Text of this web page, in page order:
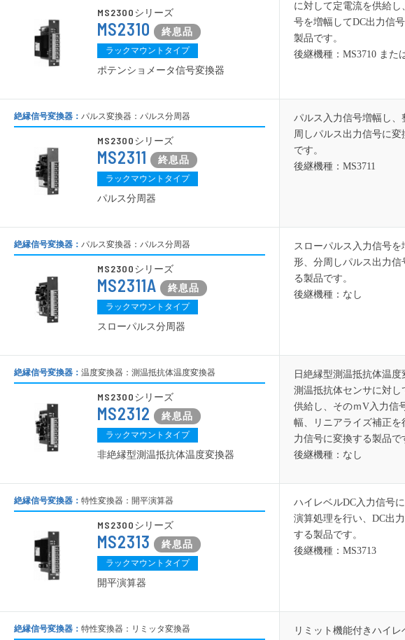
に対して定電流を供給し
号を増幅してDC出力信
製品です。
後継機種：MS3710 また
パルス入力信号増幅し、
周しパルス出力信号に変
です。
後継機種：MS3711
スローパルス入力信号を
形、分周しパルス出力信
る製品です。
後継機種：なし
日絶縁型測温抵抗体温度
測温抵抗体センサに対し
供給し、そのｍV入力信
幅、リニアライズ補正を
力信号に変換する製品で
後継機種：なし
ハイレベルDC入力信号
演算処理を行い、DC出
する製品です。
後継機種：MS3713
リミット機能付きハイレ
MS2300 シリーズ
MS2310
ラックマウントタイプ
ポテンショメータ信号変換器
絶縁信号変換器： パルス変換器：パルス分周器
MS2300 シリーズ
MS2311
ラックマウントタイプ
パルス分周器
絶縁信号変換器： パルス変換器：パルス分周器
MS2300 シリーズ
MS2311A
ラックマウントタイプ
スローパルス分周器
絶縁信号変換器： 温度変換器：測温抵抗体温度変換器
MS2300 シリーズ
MS2312
ラックマウントタイプ
非絶縁型測温抵抗体温度変換器
絶縁信号変換器： 特性変換器：開平演算器
MS2300 シリーズ
MS2313
ラックマウントタイプ
開平演算器
絶縁信号変換器： 特性変換器：リミッタ変換器